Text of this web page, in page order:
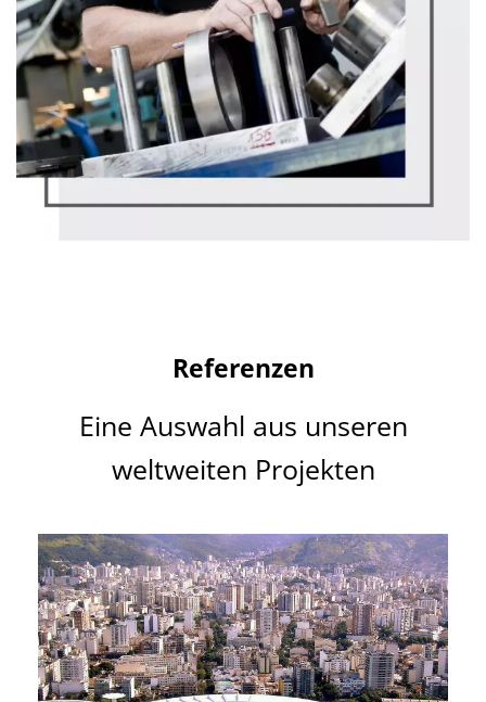
Referenzen
Eine Auswahl aus unseren
weltweiten Projekten
Maracanã-Stadion
Rio de Janeiro, Brasilien